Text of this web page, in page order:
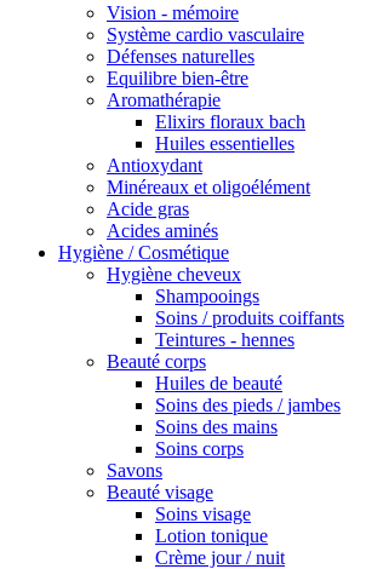
Vision - mémoire
Système cardio vasculaire
Défenses naturelles
Equilibre bien-être
Aromathérapie
Elixirs floraux bach
Huiles essentielles
Antioxydant
Minéreaux et oligoélément
Acide gras
Acides aminés
Hygiène / Cosmétique
Hygiène cheveux
Shampooings
Soins / produits coiffants
Teintures - hennes
Beauté corps
Huiles de beauté
Soins des pieds / jambes
Soins des mains
Soins corps
Savons
Beauté visage
Soins visage
Lotion tonique
Crème jour / nuit